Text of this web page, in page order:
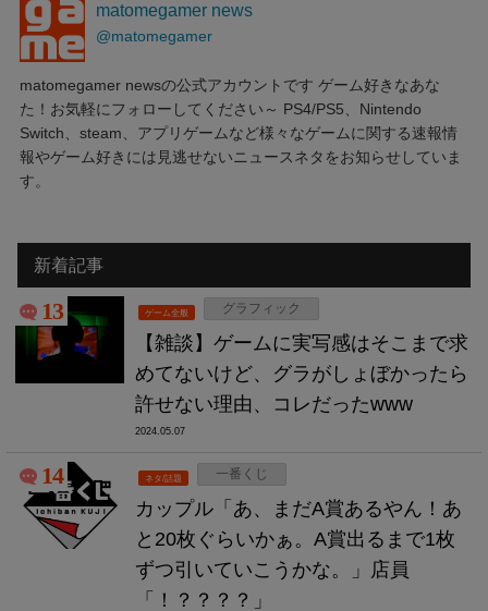
matomegamer news
@matomegamer
matomegamer newsの公式アカウントです ゲーム好きなあな
た！お気軽にフォローしてください～ PS4/PS5、Nintendo
Switch、steam、アプリゲームなど様々なゲームに関する速報情
報やゲーム好きには見逃せないニュースネタをお知らせしていま
す。
新着記事
ゲーム全般 グラフィック
【雑談】ゲームに実写感はそこまで求
めてないけど、グラがしょぼかったら
許せない理由、コレだったwww
2024.05.07
13
ネタ/話題 一番くじ
カップル「あ、まだA賞あるやん！あ
と20枚ぐらいかぁ。A賞出るまで1枚
ずつ引いていこうかな。」店員
「！？？？？」
14